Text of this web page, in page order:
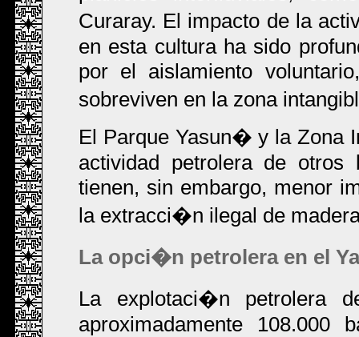
Curaray. El impacto de la
en esta cultura ha sido
por el aislamiento
sobreviven en la zona
El Parque Yasun� y la Zona
actividad petrolera de
tienen, sin embargo, menor
la extracci�n ilegal de
La opci�n petrolera en el
La explotaci�n petrolera
aproximadamente 108.000